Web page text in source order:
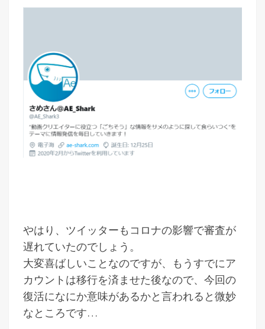
やはり、ツイッターもコロナの影響で審査が
遅れていたのでしょう。
大変喜ばしいことなのですが、もうすでにア
カウントは移行を済ませた後なので、今回の
復活になにか意味があるかと言われると微妙
なところです…